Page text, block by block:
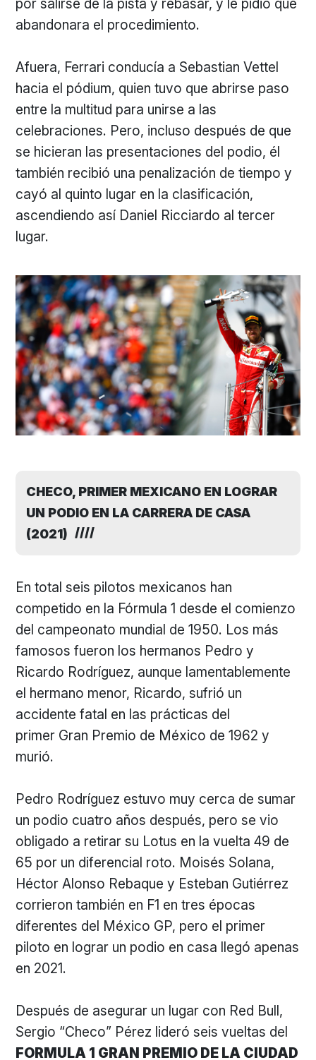
por salirse de la pista y rebasar, y le pidió que
abandonara el procedimiento.
Afuera, Ferrari conducía a Sebastian Vettel
hacia el pódium, quien tuvo que abrirse paso
entre la multitud para unirse a las
celebraciones. Pero, incluso después de que
se hicieran las presentaciones del podio, él
también recibió una penalización de tiempo y
cayó al quinto lugar en la clasificación,
ascendiendo así Daniel Ricciardo al tercer
lugar.
CHECO, PRIMER MEXICANO EN LOGRAR
UN PODIO EN LA CARRERA DE CASA
(2021)
En total seis pilotos mexicanos han
competido en la Fórmula 1 desde el comienzo
del campeonato mundial de 1950. Los más
famosos fueron los hermanos Pedro y
Ricardo Rodríguez, aunque lamentablemente
el hermano menor, Ricardo, sufrió un
accidente fatal en las prácticas del
primer Gran Premio de México de 1962 y
murió.
Pedro Rodríguez estuvo muy cerca de sumar
un podio cuatro años después, pero se vio
obligado a retirar su Lotus en la vuelta 49 de
65 por un diferencial roto. Moisés Solana,
Héctor Alonso Rebaque y Esteban Gutiérrez
corrieron también en F1 en tres épocas
diferentes del México GP, pero el primer
piloto en lograr un podio en casa llegó apenas
en 2021.
Después de asegurar un lugar con Red Bull,
Sergio “Checo” Pérez lideró seis vueltas del
FORMULA 1 GRAN PREMIO DE LA CIUDAD